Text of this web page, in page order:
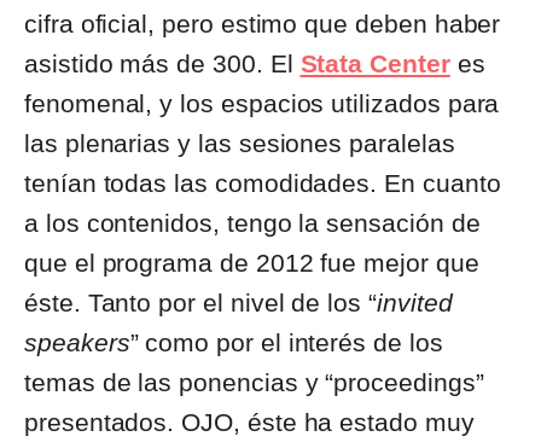
cifra oficial, pero estimo que deben haber
asistido más de 300. El Stata Centeres
fenomenal, y los espacios utilizados para
las plenarias y las sesiones paralelas
tenían todas las comodidades. En cuanto
a los contenidos, tengo la sensación de
que el programa de 2012 fue mejor que
éste. Tanto por el nivel de los “invited
speakers” como por el interés de los
temas de las ponencias y “proceedings”
presentados. OJO, éste ha estado muy